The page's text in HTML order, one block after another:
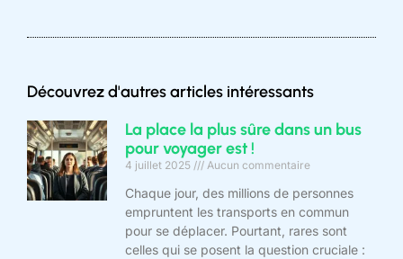
Découvrez d'autres articles intéressants
La place la plus sûre dans un bus
pour voyager est !
4 juillet 2025 Aucun commentaire
Chaque jour, des millions de personnes
empruntent les transports en commun
pour se déplacer. Pourtant, rares sont
celles qui se posent la question cruciale :